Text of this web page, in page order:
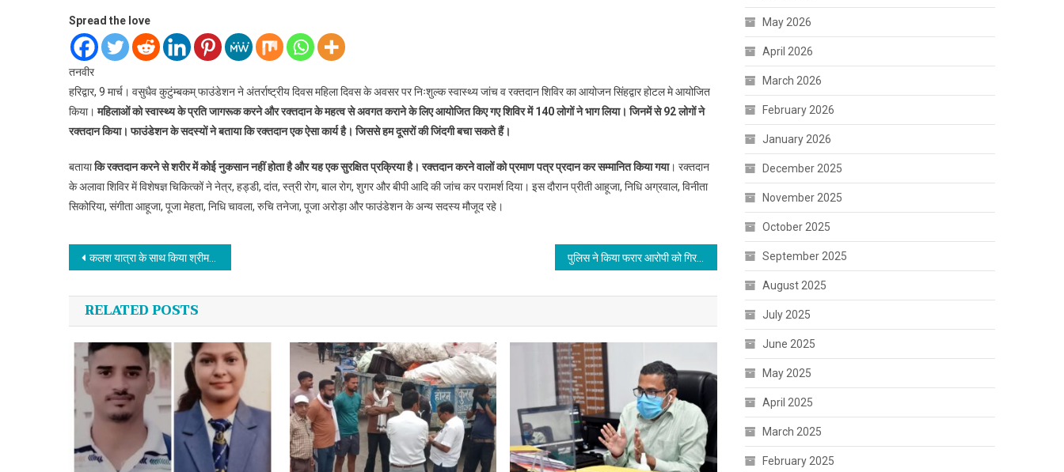
Spread the love
तनवीर
हरिद्वार, 9 मार्च। वसुधैव कुटुंम्बकम् फाउंडेशन ने अंतर्राष्ट्रीय दिवस महिला दिवस के अवसर पर निःशुल्क स्वास्थ्य जांच व रक्तदान शिविर का आयोजन सिंहद्वार होटल मे आयोजित
किया।महिलाओं को स्वास्थ्य के प्रति जागरूक करने और रक्तदान के महत्व से अवगत कराने के लिए आयोजित किए गए शिविर में 140 लोगों ने भाग लिया। जिनमें से 92 लोगों ने
रक्तदान किया। फाउंडेशन के सदस्यों ने बताया कि रक्तदान एक ऐसा कार्य है। जिससे हम दूसरों की जिंदगी बचा सकते हैं।
बतायाकि रक्तदान करने से शरीर में कोई नुकसान नहीं होता है और यह एक सुरक्षित प्रक्रिया है। रक्तदान करने वालों को प्रमाण पत्र प्रदान कर सम्मानित किया गया। रक्तदान
के अलावा शिविर में विशेषज्ञ चिकित्कों ने नेत्र, हड्डी, दांत, स्त्री रोग, बाल रोग, शुगर और बीपी आदि की जांच कर परामर्श दिया। इस दौरान प्रीती आहूजा, निधि अग्रवाल, विनीता
सिकोरिया, संगीता आहूजा, पूजा मेहता, निधि चावला, रुचि तनेजा, पूजा अरोड़ा और फाउंडेशन के अन्य सदस्य मौजूद रहे।
Post navigation
कलश यात्रा के साथ किया श्रीमद्भावगत कथा का शुभारंभ पुलिस ने किया फरार आरोपी को गिरफ्तार
RELATED POSTS
May 2026
April 2026
March 2026
February 2026
January 2026
December 2025
November 2025
October 2025
September 2025
August 2025
July 2025
June 2025
May 2025
April 2025
March 2025
February 2025